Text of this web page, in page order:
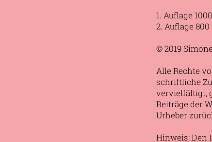
1. Auflage
2. Auflage 800
© 2019
Alle Rechte
schriftliche
vervielfältigt,
Beiträge der
Urheber
Hinweis: Den